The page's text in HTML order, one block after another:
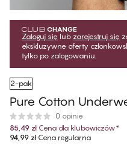
Zaloguj się lub zarejestruj się
ekskluzywne oferty
tylko po zalogowaniu.
2-pak
Pure Cotton
0 opinie
85,49 zł Cena dla klubowiczów*
94,99 złCena regularna